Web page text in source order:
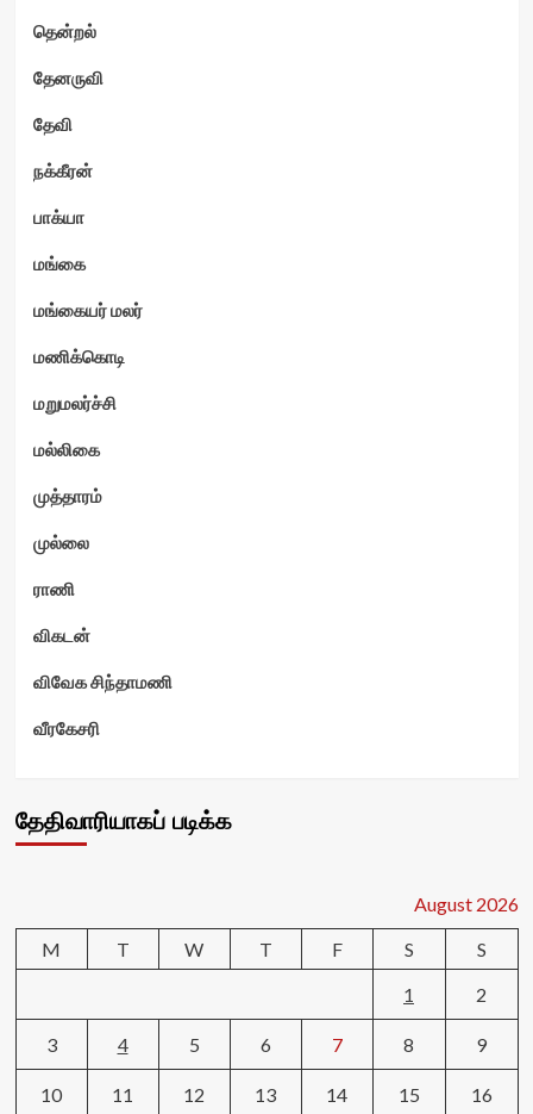
தென்றல்
தேனருவி
தேவி
நக்கீரன்
பாக்யா
மங்கை
மங்கையர் மலர்
மணிக்கொடி
மறுமலர்ச்சி
மல்லிகை
முத்தாரம்
முல்லை
ராணி
விகடன்
விவேக சிந்தாமணி
வீரகேசரி
தேதிவாரியாகப் படிக்க
August 2026
M
T W T F S
S
1
2
3 4 5 6 7 8 9
10 11 12 13 14 15 16